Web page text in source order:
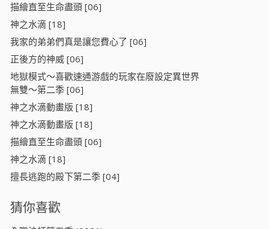
描繪直至生命盡頭 [06]
神之水滴 [18]
我家的弟弟們真是讓您費心了 [06]
正後方的神威 [06]
地獄模式～喜歡速通游戲的玩家在廢設定異世界
無雙～第二季 [06]
神之水滴動畫版 [18]
神之水滴動畫版 [18]
描繪直至生命盡頭 [06]
神之水滴 [18]
擅長逃跑的殿下第二季 [04]
猜你喜歡